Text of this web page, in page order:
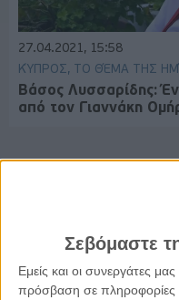
Σεβόμαστε
Εμείς και οι συνεργάτες
πρόσβαση σε
27.04.2021, 15:58
ΚΎΠΡΟΣ, ΤΟ ΘΈΜΑ ΤΗΣ
Βάσος Λυσσαρίδης:
από τον Γιαννάκη
Κέλλυ
Κέλλυ
γράφει